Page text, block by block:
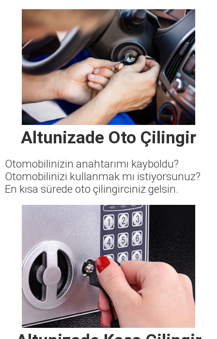
Altunizade Oto Çilingir
Otomobilinizin anahtarımı kayboldu?
Otomobilinizi kullanmak mı istiyorsunuz?
En kısa sürede oto çilingirciniz gelsin.